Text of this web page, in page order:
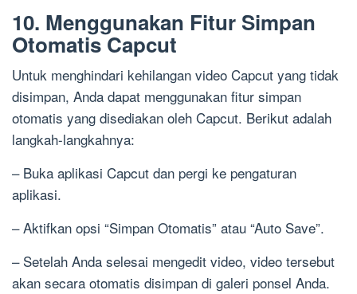
10. Menggunakan Fitur Simpan
Otomatis Capcut
Untuk menghindari kehilangan video Capcut yang tidak
disimpan, Anda dapat menggunakan fitur simpan
otomatis yang disediakan oleh Capcut. Berikut adalah
langkah-langkahnya:
– Buka aplikasi Capcut dan pergi ke pengaturan
aplikasi.
– Aktifkan opsi “Simpan Otomatis” atau “Auto Save”.
– Setelah Anda selesai mengedit video, video tersebut
akan secara otomatis disimpan di galeri ponsel Anda.